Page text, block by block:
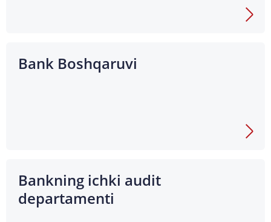
Bank Boshqaruvi
Bankning ichki audit
departamenti